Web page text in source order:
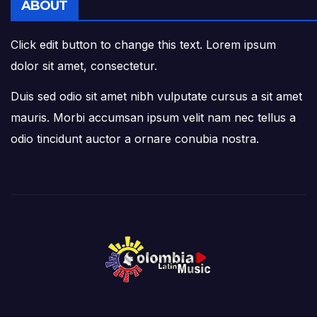
ABOUT
Click edit button to change this text. Lorem ipsum
dolor sit amet, consectetur.
Duis sed odio sit amet nibh vulputate cursus a sit amet
mauris. Morbi accumsan ipsum velit nam nec tellus a
odio tincidunt auctor a ornare conubia nostra.